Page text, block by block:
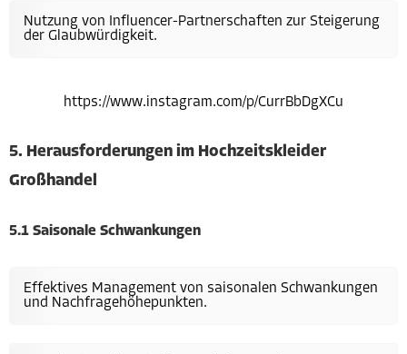
Nutzung von Influencer-Partnerschaften zur Steigerung
der Glaubwürdigkeit.
https://www.instagram.com/p/CurrBbDgXCu
5. Herausforderungen im Hochzeitskleider
Großhandel
5.1 Saisonale Schwankungen
Effektives Management von saisonalen Schwankungen
und Nachfragehöhepunkten.